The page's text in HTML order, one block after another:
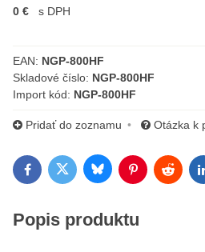
0 € s DPH
EAN: NGP-800HF
Skladové číslo: NGP-800HF
Import kód: NGP-800HF
Pridať do zoznamu Otázka k
FacebookTwitterBlueskyPinterestReddit
Popis produktu